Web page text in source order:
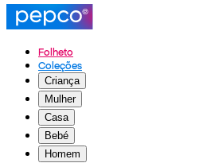
Folheto
Coleções
Criança
Mulher
Casa
Bebé
Homem